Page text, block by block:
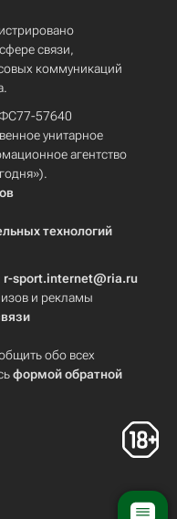
связи,
коммуникаций
57640
унитарное
агентство
технологий
r-sport.internet@ria.ru
и рекламы
обо всех
формой обратной